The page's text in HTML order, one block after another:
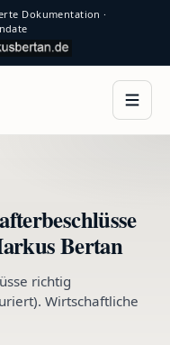
Dokumentation ·
Bertan
richtig
Wirtschaftliche